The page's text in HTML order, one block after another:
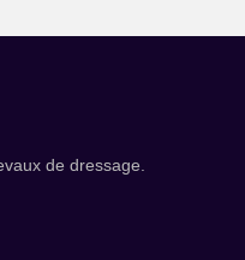
de dressage.